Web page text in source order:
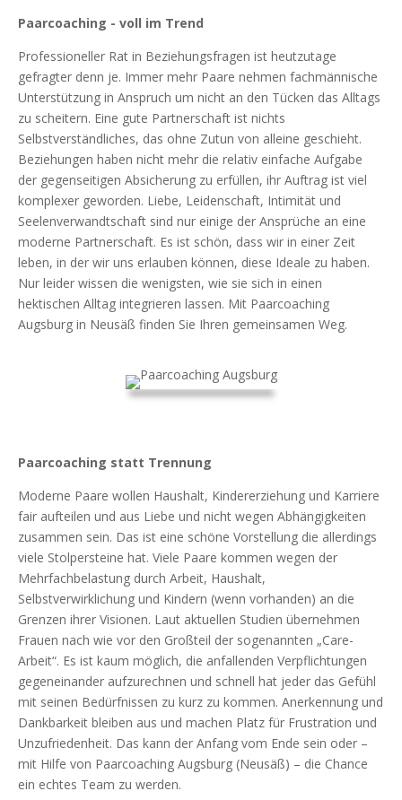
Paarcoaching - voll im Trend
Professioneller Rat in Beziehungsfragen ist heutzutage
gefragter denn je. Immer mehr Paare nehmen fachmännische
Unterstützung in Anspruch um nicht an den Tücken das Alltags
zu scheitern. Eine gute Partnerschaft ist nichts
Selbstverständliches, das ohne Zutun von alleine geschieht.
Beziehungen haben nicht mehr die relativ einfache Aufgabe
der gegenseitigen Absicherung zu erfüllen, ihr Auftrag ist viel
komplexer geworden. Liebe, Leidenschaft, Intimität und
Seelenverwandtschaft sind nur einige der Ansprüche an eine
moderne Partnerschaft. Es ist schön, dass wir in einer Zeit
leben, in der wir uns erlauben können, diese Ideale zu haben.
Nur leider wissen die wenigsten, wie sie sich in einen
hektischen Alltag integrieren lassen. Mit Paarcoaching
Augsburg in Neusäß finden Sie Ihren gemeinsamen Weg.
Paarcoaching statt Trennung
Moderne Paare wollen Haushalt, Kindererziehung und Karriere
fair aufteilen und aus Liebe und nicht wegen Abhängigkeiten
zusammen sein. Das ist eine schöne Vorstellung die allerdings
viele Stolpersteine hat. Viele Paare kommen wegen der
Mehrfachbelastung durch Arbeit, Haushalt,
Selbstverwirklichung und Kindern (wenn vorhanden) an die
Grenzen ihrer Visionen. Laut aktuellen Studien übernehmen
Frauen nach wie vor den Großteil der sogenannten „Care-
Arbeit“. Es ist kaum möglich, die anfallenden Verpflichtungen
gegeneinander aufzurechnen und schnell hat jeder das Gefühl
mit seinen Bedürfnissen zu kurz zu kommen. Anerkennung und
Dankbarkeit bleiben aus und machen Platz für Frustration und
Unzufriedenheit. Das kann der Anfang vom Ende sein oder –
mit Hilfe von Paarcoaching Augsburg (Neusäß) – die Chance
ein echtes Team zu werden.